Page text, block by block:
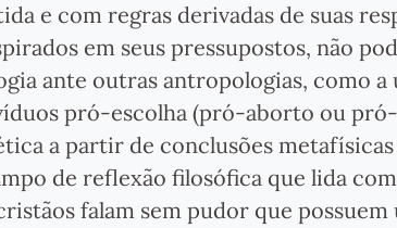
e com regras derivadas de suas
em seus pressupostos, não
ante outras antropologias, como a
pró-escolha (pró-aborto ou pró-
a partir de conclusões metafísicas
de reflexão filosófica que lida
falam sem pudor que possuem